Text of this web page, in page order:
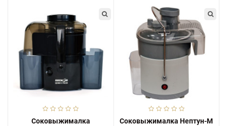
Соковыжималка
Соковыжималка Нептун-М